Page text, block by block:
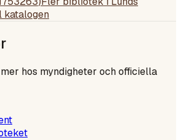
hos myndigheter och officiella